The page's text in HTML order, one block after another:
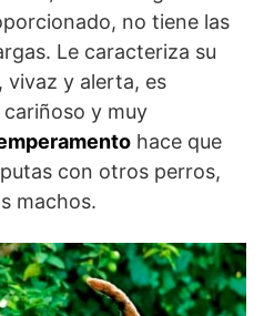
no tiene las
Le caracteriza su
vivaz y alerta, es
y muy
hace que
con otros perros,
machos.